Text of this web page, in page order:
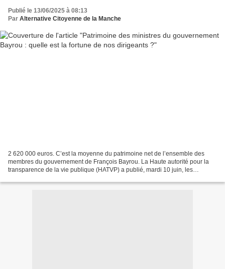
Publié le 13/06/2025 à 08:13
Par Alternative Citoyenne de la Manche
2 620 000 euros. C’est la moyenne du patrimoine net de l’ensemble des
membres du gouvernement de François Bayrou. La Haute autorité pour la
transparence de la vie publique (HATVP) a publié, mardi 10 juin, les